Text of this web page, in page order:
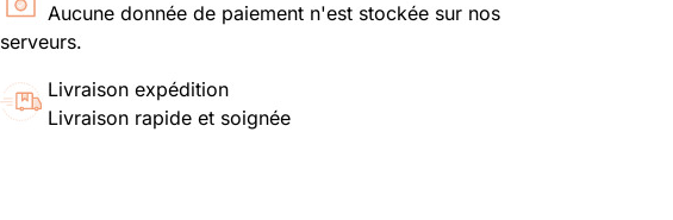
Aucune donnée de paiement n'est stockée sur nos
serveurs.
Livraison expédition
Livraison rapide et soignée